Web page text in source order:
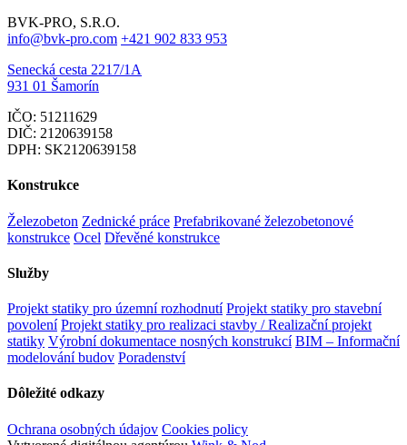
BVK-PRO, S.R.O.
info@bvk-pro.com +421 902 833 953
Senecká cesta 2217/1A
931 01 Šamorín
IČO: 51211629
DIČ: 2120639158
DPH: SK2120639158
Konstrukce
Železobeton Zednické práce Prefabrikované železobetonové
konstrukce Ocel Dřevěné konstrukce
Služby
Projekt statiky pro územní rozhodnutí Projekt statiky pro stavební
povolení Projekt statiky pro realizaci stavby / Realizační projekt
statiky Výrobní dokumentace nosných konstrukcí BIM – Informační
modelování budov Poradenství
Dôležité odkazy
Ochrana osobných údajov Cookies policy